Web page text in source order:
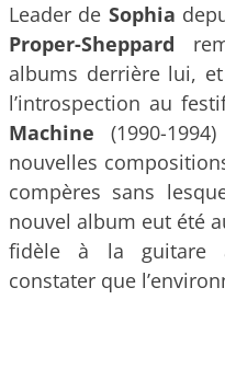
Leader de Sophia
Proper-Sheppard
albums derrière lui,
l’introspection au
Machine(1990-
nouvelles
compères sans
nouvel album eut été
fidèle à la guitare
constater que